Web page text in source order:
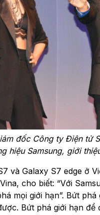
đốc Công ty Điện tử
hiệu Samsung, giới
và Galaxy S7 edge ở
cho biết: “Với
mọi giới hạn”. Bứt
Bứt phá giới hạn để